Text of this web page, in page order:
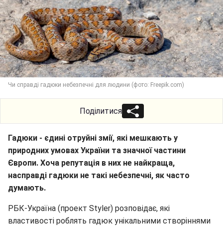
Чи справді гадюки небезпечні для людини (фото: Freepik.com)
Поділитися
Гадюки - єдині отруйні змії, які мешкають у
природних умовах України та значної частини
Європи. Хоча репутація в них не найкраща,
насправді гадюки не такі небезпечні, як часто
думають.
РБК-Україна (проект Styler) розповідає, які
властивості роблять гадюк унікальними створіннями